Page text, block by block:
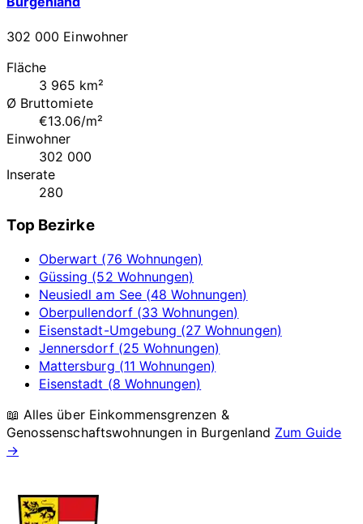
302 000 Einwohner
Fläche
3 965 km²
Ø Bruttomiete
€13.06/m²
Einwohner
302 000
Inserate
280
Top Bezirke
Oberwart (76 Wohnungen)
Güssing (52 Wohnungen)
Neusiedl am See (48 Wohnungen)
Oberpullendorf (33 Wohnungen)
Eisenstadt-Umgebung (27 Wohnungen)
Jennersdorf (25 Wohnungen)
Mattersburg (11 Wohnungen)
Eisenstadt (8 Wohnungen)
📖 Alles über Einkommensgrenzen &
Genossenschaftswohnungen in Burgenland Zum Guide
→